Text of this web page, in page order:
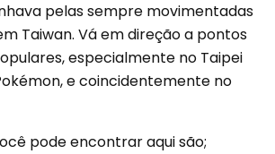
pelas sempre movimentadas
Taiwan. Vá em direção a pontos
especialmente no Taipei
e coincidentemente no
pode encontrar aqui são;